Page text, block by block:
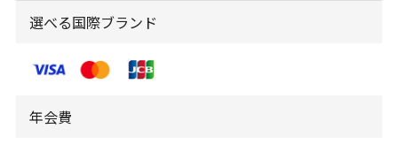
選べる国際ブランド
年会費